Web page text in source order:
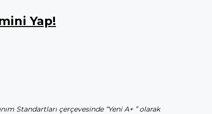
Yap!
Standartları çerçevesinde “Yeni A+ ” olarak